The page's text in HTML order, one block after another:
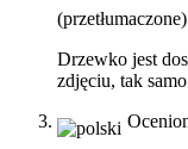
(przetłumaczone)
Drzewko jest
zdjęciu, tak